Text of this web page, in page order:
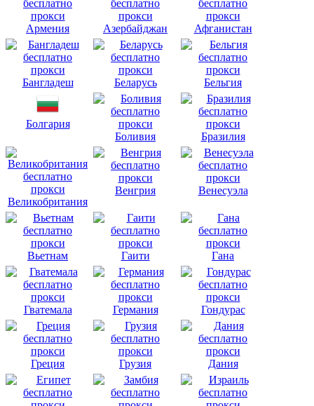
Армения Азербайджан Афганистан
Бангладеш Беларусь Бельгия
Болгария
Боливия
Бразилия
Великобритания
Венгрия Венесуэла
Вьетнам Гаити Гана
Гватемала Германия Гондурас
Греция Грузия Дания